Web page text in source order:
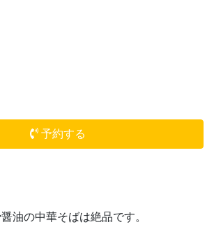
予約する
油の中華そばは絶品です。